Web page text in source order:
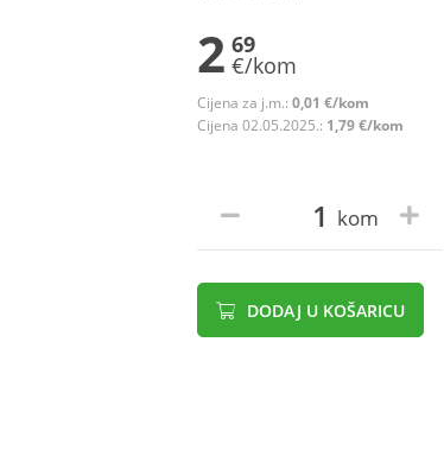
2 69
€/kom
Cijena za j.m.: 0,01 €/kom
Cijena 02.05.2025.: 1,79 €/kom
kom
DODAJ U KOŠARICU